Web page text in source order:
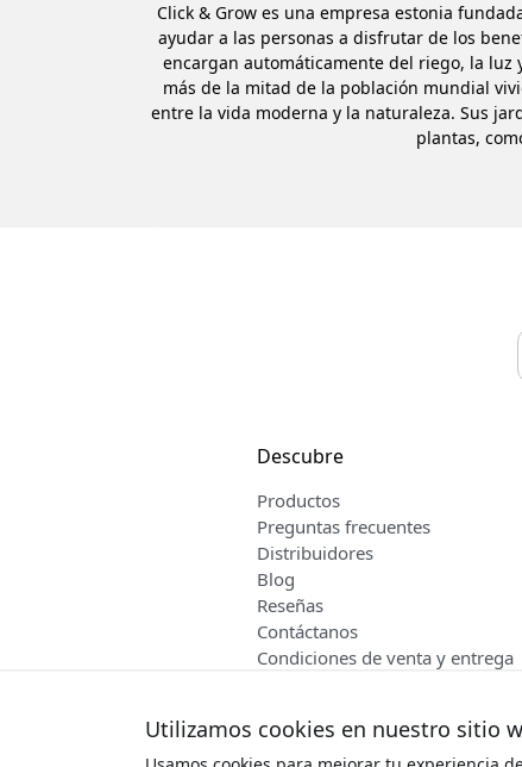
Click & Grow es una empresa estonia
ayudar a las personas a disfrutar de los
encargan automáticamente del riego, la
más de la mitad de la población mundial
entre la vida moderna y la naturaleza. Sus
plantas,
Descubre
Productos
Preguntas frecuentes
Distribuidores
Blog
Reseñas
Contáctanos
Condiciones de venta y entrega
Utilizamos cookies en nuestro sitio